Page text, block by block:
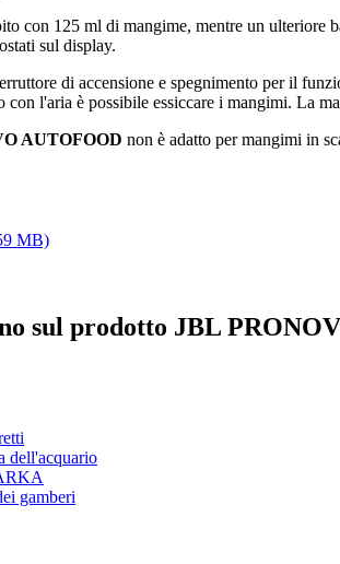
con 125 ml di mangime, mentre un
sul display.
di accensione e spegnimento per il
l'aria è possibile essiccare i mangimi. La
AUTOFOOD non è adatto per mangimi in
MB)
sul prodotto JBL
dell'acquario
gamberi